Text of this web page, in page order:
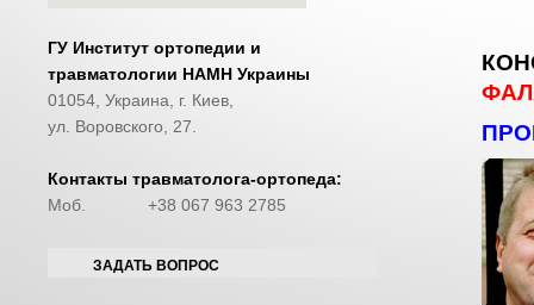
ГУ Институт ортопедии и
травматологии НАМН Украины
01054, Украина, г. Киев,
ул. Воровского, 27.
Контакты травматолога-ортопеда:
+38 067 963 2785
Моб.
ЗАДАТЬ ВОПРОС